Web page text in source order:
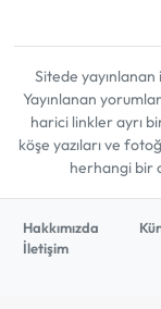
Sitede
Yayınlanan
harici linkler ayrı
köşe yazıları ve
herhangi bir
Hakkımızda
İletişim